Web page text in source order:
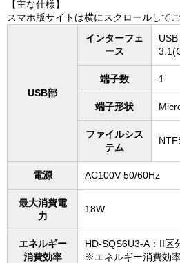
【主な仕様】
スマホ版サイトは横にスクロールして
USB部
インターフェ
ース
端子数 1
端子形状
ファイルシス
テム
電源 AC100V 50/60Hz
最大消費電
力
18W
エネルギー
消費効率
HD-SQS6U3-A：II区
※エネルギー消費効